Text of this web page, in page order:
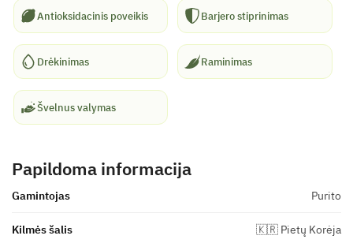
Antioksidacinis poveikis Barjero stiprinimas
Drėkinimas Raminimas
Švelnus valymas
Papildoma informacija
Gamintojas Purito
Kilmės šalis 🇰🇷 Pietų Korėja